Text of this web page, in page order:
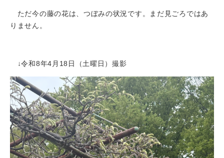
ただ今の藤の花は、つぼみの状況です。まだ見ごろではあ
りません。
↓令和8年4月18日（土曜日）撮影